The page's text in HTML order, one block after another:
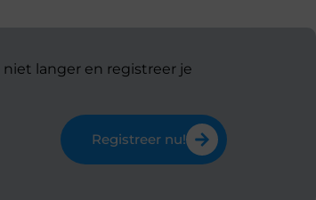
langer en registreer je
Registreer nu!